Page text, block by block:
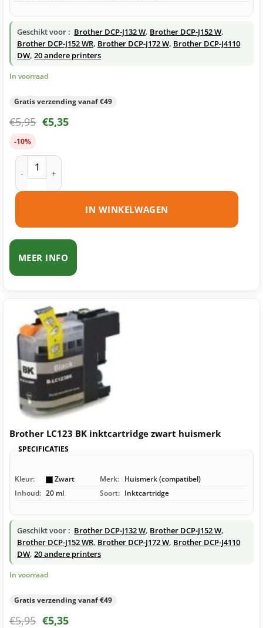
Geschikt voor : Brother DCP-J132 W, Brother DCP-J152 W,
Brother DCP-J152 WR, Brother DCP-J172 W, Brother DCP-J4110
DW, 20 andere printers
In voorraad
Gratis verzending vanaf €49
€5,95 €5,35
-10%
Brother LC121 Y inktcartridge geel huismerk aantal
IN WINKELWAGEN
MEER INFO
Brother LC123 BK inktcartridge zwart huismerk
SPECIFICATIES
Kleur: Zwart Merk: Huismerk (compatibel)
Inhoud: 20 ml Soort: Inktcartridge
Geschikt voor : Brother DCP-J132 W, Brother DCP-J152 W,
Brother DCP-J152 WR, Brother DCP-J172 W, Brother DCP-J4110
DW, 20 andere printers
In voorraad
Gratis verzending vanaf €49
€5,95 €5,35